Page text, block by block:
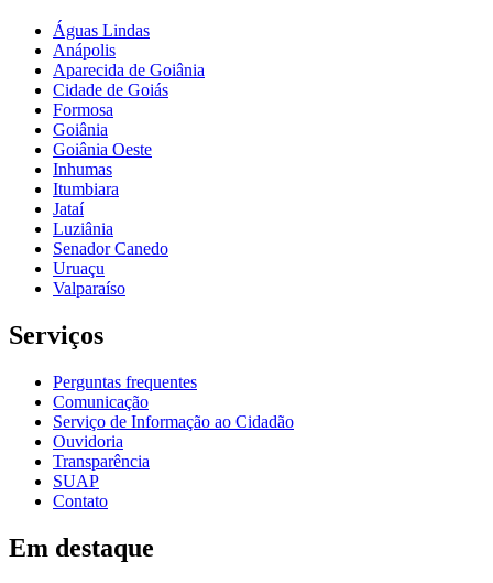
Águas Lindas
Anápolis
Aparecida de Goiânia
Cidade de Goiás
Formosa
Goiânia
Goiânia Oeste
Inhumas
Itumbiara
Jataí
Luziânia
Senador Canedo
Uruaçu
Valparaíso
Serviços
Perguntas frequentes
Comunicação
Serviço de Informação ao Cidadão
Ouvidoria
Transparência
SUAP
Contato
Em destaque